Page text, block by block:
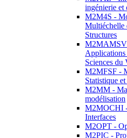
ingénierie et
M2M4S -
Multiéchelle
Structures
M2MAMSV
Applications
Sciences du
M2MFSF -
Statistique
M2MM -
modélisation
M2MOCHI
Interfaces
M2OPT -
M2PIC -